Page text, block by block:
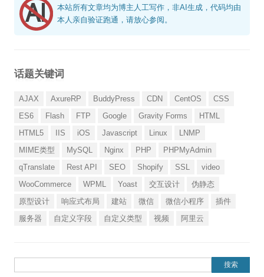
本站所有文章均为博主人工写作，非AI生成，代码均由
本人亲自验证跑通，请放心参阅。
话题关键词
AJAX AxureRP BuddyPress CDN CentOS
CSS
ES6
Flash FTP Google Gravity Forms
HTML
HTML5
IIS iOS Javascript Linux
LNMP
MIME类型
MySQL Nginx PHP
PHPMyAdmin
qTranslate
Rest API SEO Shopify SSL
video
WooCommerce
WPML Yoast 交互设计
伪静态
原型设计
响应式布局 建站 微信 微信小程序
插件
服务器
自定义字段 自定义类型 视频 阿里云